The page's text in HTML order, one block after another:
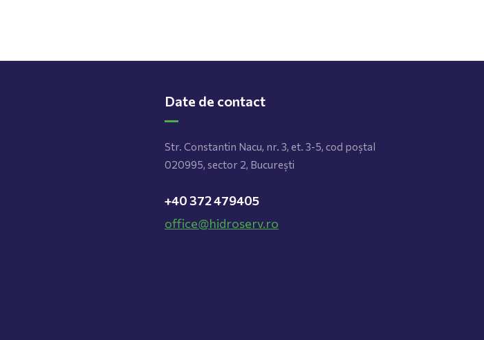
Date de contact
Str. Constantin Nacu, nr. 3, et. 3-5, cod poștal
020995, sector 2, București
+40 372 479405
office@hidroserv.ro